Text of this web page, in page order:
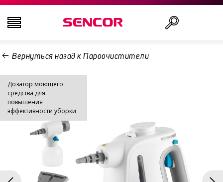
ТЕЛЕВИЗОРЫ
АУДИО-ВИДЕО
БЫТОВАЯ ТЕХНИКА
ТОВАРЫ ДЛЯ ЗДОРОВЬЯ И КРАСОТЫ
Вернуться назад к Пароочистители
Дозатор моющего
средства для
повышения
эффективности уборки